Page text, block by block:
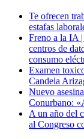
Te ofrecen
estafas
Freno a la IA
centros de
consumo
Examen
Candela
Nuevo
Conurbano:
A un año del
al Congreso